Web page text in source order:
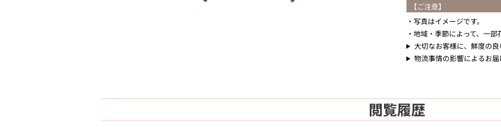
【ご注意】
写真はイメージです。
地域・季節によって、一部
大切なお客様に、鮮度の
物流事情の影響によるお
閲覧履歴